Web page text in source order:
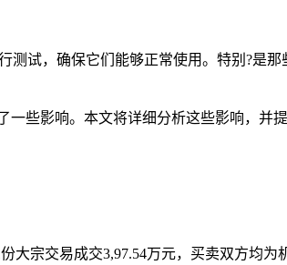
测试，确保它们能够正常使用。特别?是
些影响。本文将详细分析这些影响，并
大宗交易成交3,97.54万元，买卖双方均为